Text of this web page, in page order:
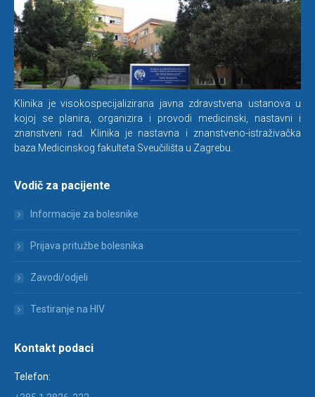
Klinika je visokospecijalizirana javna zdravstvena ustanova u
kojoj se planira, organizira i provodi medicinski, nastavni i
znanstveni rad. Klinika je nastavna i znanstveno-istraživačka
baza Medicinskog fakulteta Sveučilišta u Zagrebu.
Vodič za pacijente
Informacije za bolesnike
Prijava pritužbe bolesnika
Zavodi/odjeli
Testiranje na HIV
Kontakt podaci
Telefon: